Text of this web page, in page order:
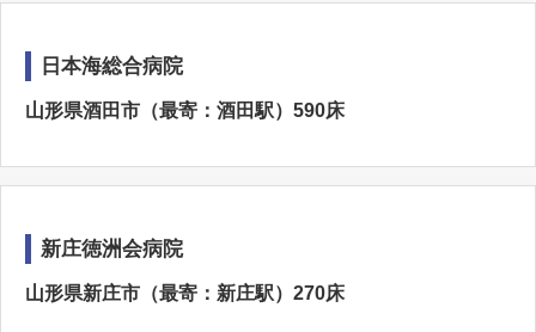
日本海総合病院
山形県酒田市（最寄：酒田駅）590床
新庄徳洲会病院
山形県新庄市（最寄：新庄駅）270床